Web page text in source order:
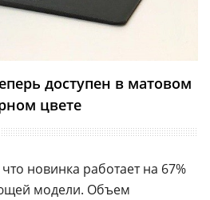
доступен в матовом
цвете
новинка работает на 67%
модели. Объем